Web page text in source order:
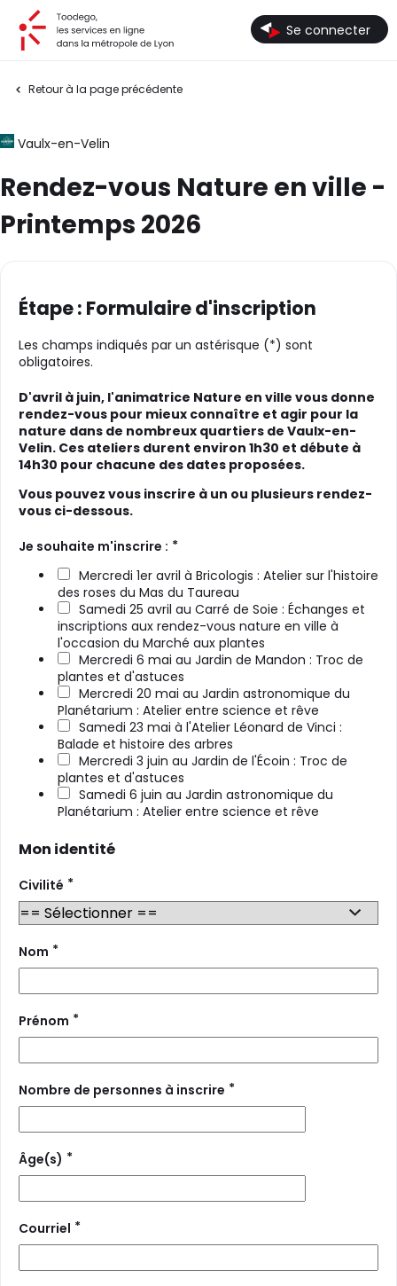
Se connecter
Retour à la page précédente
Vaulx-en-Velin
Rendez-vous Nature en ville -
Printemps 2026
Étape : Formulaire d'inscription
Les champs indiqués par un astérisque (*) sont
obligatoires.
D'avril à juin, l'animatrice Nature en ville vous donne
rendez-vous pour mieux connaître et agir pour la
nature dans de nombreux quartiers de Vaulx-en-
Velin. Ces ateliers durent environ 1h30 et débute à
14h30 pour chacune des dates proposées.
Vous pouvez vous inscrire à un ou plusieurs rendez-
vous ci-dessous.
Je souhaite m'inscrire : *
Mercredi 1er avril à Bricologis : Atelier sur l'histoire
des roses du Mas du Taureau
Samedi 25 avril au Carré de Soie : Échanges et
inscriptions aux rendez-vous nature en ville à
l'occasion du Marché aux plantes
Mercredi 6 mai au Jardin de Mandon : Troc de
plantes et d'astuces
Mercredi 20 mai au Jardin astronomique du
Planétarium : Atelier entre science et rêve
Samedi 23 mai à l'Atelier Léonard de Vinci :
Balade et histoire des arbres
Mercredi 3 juin au Jardin de l'Écoin : Troc de
plantes et d'astuces
Samedi 6 juin au Jardin astronomique du
Planétarium : Atelier entre science et rêve
Mon identité
Civilité *
Nom *
Prénom *
Nombre de personnes à inscrire *
Âge(s) *
Courriel *